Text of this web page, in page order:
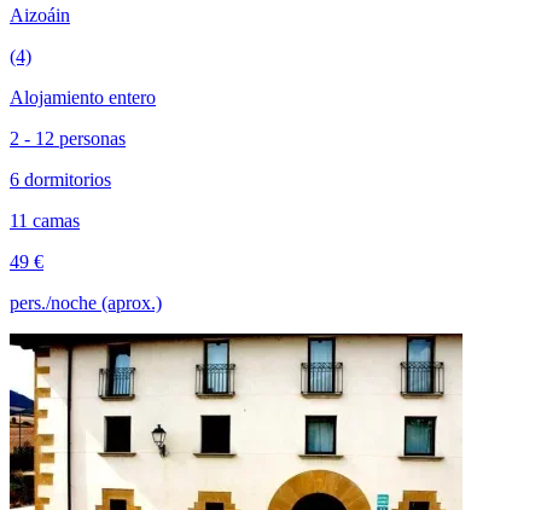
Aizoáin
(4)
Alojamiento entero
2 - 12 personas
6 dormitorios
11 camas
49 €
pers./noche (aprox.)